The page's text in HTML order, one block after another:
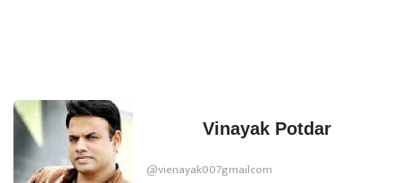
Vinayak Potdar
@vienayak007gmailcom